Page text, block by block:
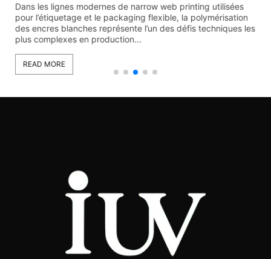
Dans les lignes modernes de narrow web printing utilisées
pour l’étiquetage et le packaging flexible, la polymérisation
des encres blanches représente l’un des défis techniques les
plus complexes en production...
READ MORE